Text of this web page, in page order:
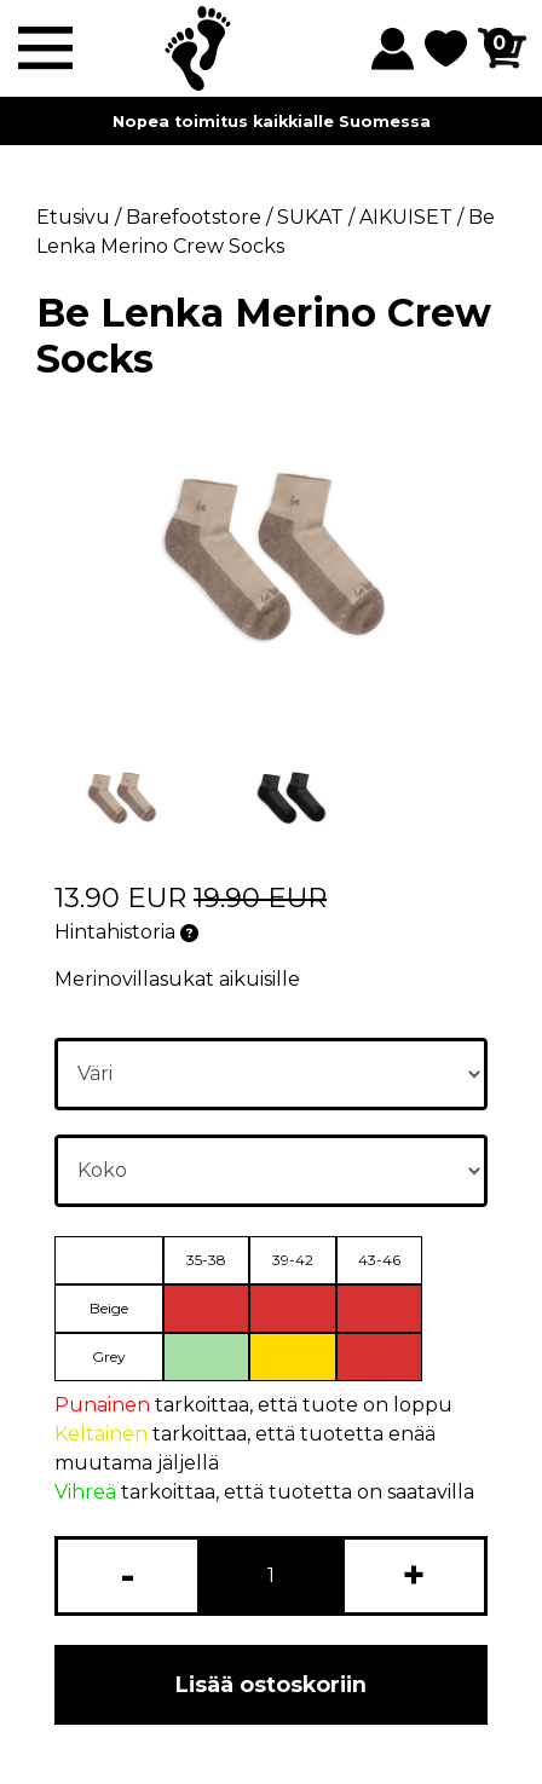
0
Nopea toimitus kaikkialle Suomessa
Etusivu / Barefootstore /SUKAT /AIKUISET / Be
Lenka Merino Crew Socks
Be Lenka Merino Crew
Socks
13.90 EUR 19.90 EUR
Hintahistoria
Merinovillasukat aikuisille
35-38 39-42 43-46
Beige
Grey
Punainen tarkoittaa, että tuote on loppu
Keltainen tarkoittaa, että tuotetta enää
muutama jäljellä
Vihreä tarkoittaa, että tuotetta on saatavilla
- +
Lisää ostoskoriin